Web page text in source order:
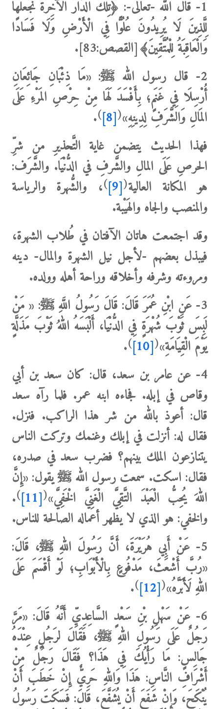
1- قال الله -تعالى-: ﴿تِلْكَ الدَّارُ الْآخِرَةُ نَجْعَلُهَا
لِلَّذِينَ لَا يُرِيدُونَ عُلُوًّا فِي الْأَرْضِ وَلَا فَسَادًا
وَالْعَاقِبَةُ لِلْمُتَّقِينَ﴾[القصص:83].
2-
قال رسول الله ﷺ: «مَا ذِئْبَانِ جَائِعَانِ
أُرْسِلَا فِي غَنَمٍ؛ بِأَفْسَدَ لَهَا مِنْ حِرْصِ المَرْءِ عَلَى
المَالِ وَالشَّرَفِ لِدِينِهِ»(
[8]
)
.
فهذا الحديث يتضمن غاية التَّحذيرِ من شرِّ
الحرصِ عَلَى المالِ والشَّرفِ في الدُّنْيَا. والشَّرَف:
هو المكانة العالية(
[9]
)، والشُّهرة والرياسة
والمنصب والجاه والهَيْبة.
وقد اجتمعت هاتان الآفتان في طُلاب الشهرة،
فيبذل بعضهم -لأجل نيل الشهرة والمال- دينه
ومروءته وشرفه وأخلاقه وراحة أهله وولده.
3- عَنِ ابْنِ عُمَرَ قَالَ: قَالَ رَسُولُ اللَّهِ ﷺ: « ‌مَنْ
‌لَبِسَ ‌ثَوْبَ ‌شُهْرَةٍ فِي الدُّنْيَا، أَلْبَسَهُ اللهُ ثَوْبَ مَذَلَّةٍ
يَوْمَ الْقِيَامَةِ»(
[10]
)
.
4- عن عامر بن سعد، قال: كان سعد بن أبي
وقاص في إبله. فجاءه ابنه عمر. فلما رآه سعد
قال: أعوذ بالله من شر هذا الراكب. فنزل.
فقال له: أنزلت في إبلك وغنمك وتركت الناس
يتنازعون الملك بينهم؟ فضرب سعد في صدره،
فقال: اسكت. سمعت رسول الله ﷺ يقول: «‌إِنَّ
‌اللهَ ‌يُحِبُّ ‌الْعَبْدَ ‌التَّقِيَّ الْغَنِيَّ الْخَفِيَّ»
(
[11]
)
.
والخفي: هو الذي لا يظهر أعماله الصالحة للناس.
5- عَنْ أَبِي هُرَيْرَةَ، أَنَّ رَسُولَ اللهِ ﷺ، قَالَ:
«رُبَّ أَشْعَثَ، مَدْفُوعٍ بِالْأَبْوَابِ؛ لَوْ أَقْسَمَ عَلَى
اللهِ لَأَبَرَّهُ»(
[12]
)
.
6- عَنْ سَهْلِ بْنِ سَعْدٍ السَّاعِدِيِّ أَنَّهُ قَالَ: «مَرَّ
رَجُلٌ عَلَى رَسُولِ اللهِ ﷺ، فَقَالَ لرَجُلٍ عِنْدَهُ
جَالِسٍ:مَا رَأْيُكَ فِي هَذَا؟ فَقَالَ رَجُلٌ مِنْ
أَشْرَافِ النَّاسِ: هَذَا وَاللهِ حَرِيٌّ إِنْ خَطَبَ أَنْ
يُنْكَحَ، وَإِنْ شَفَعَ أَنْ يُشَفَّعَ، قَالَ: فَسَكَتَ رَسُولُ